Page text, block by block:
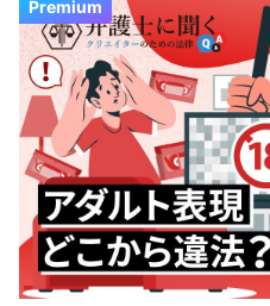
Premium